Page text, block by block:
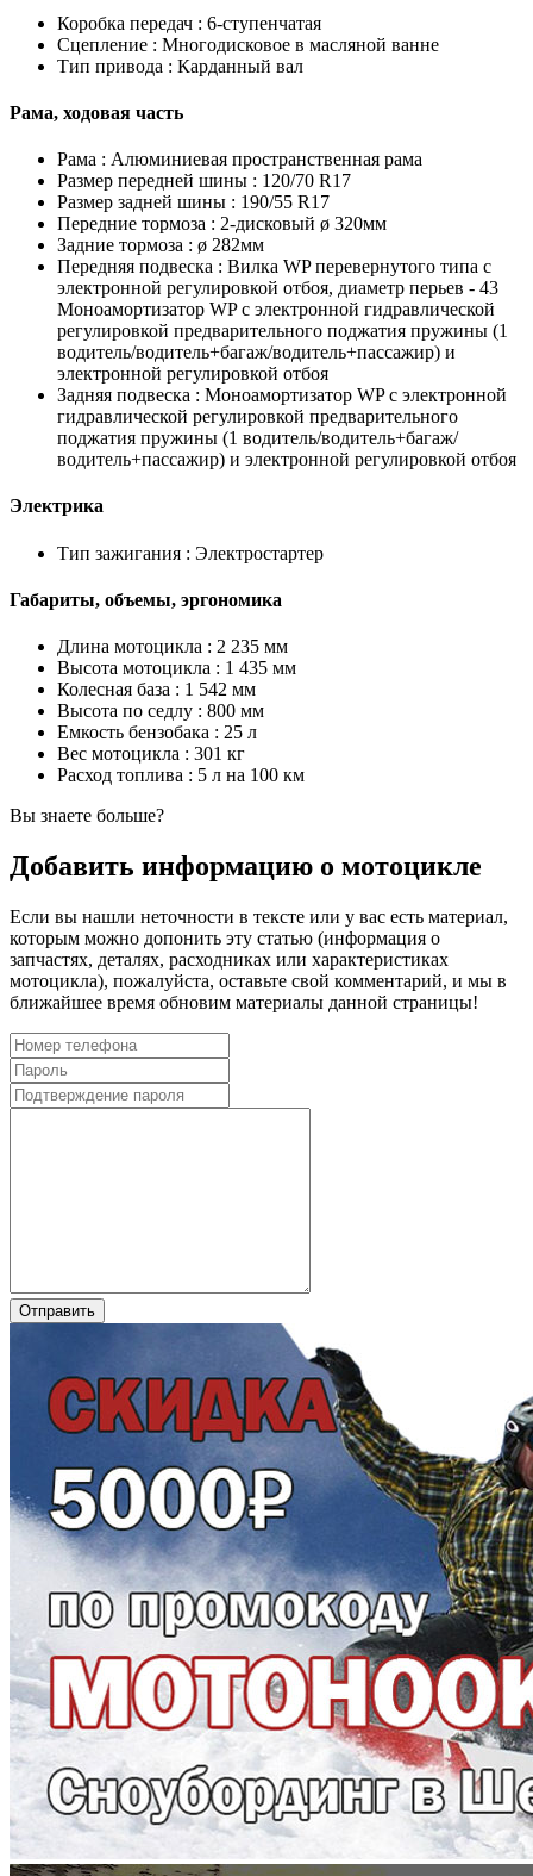
Коробка передач : 6-ступенчатая
Сцепление : Многодисковое в масляной ванне
Тип привода : Карданный вал
Рама, ходовая часть
Рама : Алюминиевая пространственная рама
Размер передней шины : 120/70 R17
Размер задней шины : 190/55 R17
Передние тормоза : 2-дисковый ø 320мм
Задние тормоза : ø 282мм
Передняя подвеска : Вилка WP перевернутого типа с
электронной регулировкой отбоя, диаметр перьев - 43
Моноамортизатор WP с электронной гидравлической
регулировкой предварительного поджатия пружины (1
водитель/водитель+багаж/водитель+пассажир) и
электронной регулировкой отбоя
Задняя подвеска : Моноамортизатор WP с электронной
гидравлической регулировкой предварительного
поджатия пружины (1 водитель/водитель+багаж/
водитель+пассажир) и электронной регулировкой отбоя
Электрика
Тип зажигания : Электростартер
Габариты, объемы, эргономика
Длина мотоцикла : 2 235 мм
Высота мотоцикла : 1 435 мм
Колесная база : 1 542 мм
Высота по седлу : 800 мм
Емкость бензобака : 25 л
Вес мотоцикла : 301 кг
Расход топлива : 5 л на 100 км
Вы знаете больше?
Добавить информацию о мотоцикле
Если вы нашли неточности в тексте или у вас есть материал,
которым можно допонить эту статью (информация о
запчастях, деталях, расходниках или характеристиках
мотоцикла), пожалуйста, оставьте свой комментарий, и мы в
ближайшее время обновим материалы данной страницы!
Отправить